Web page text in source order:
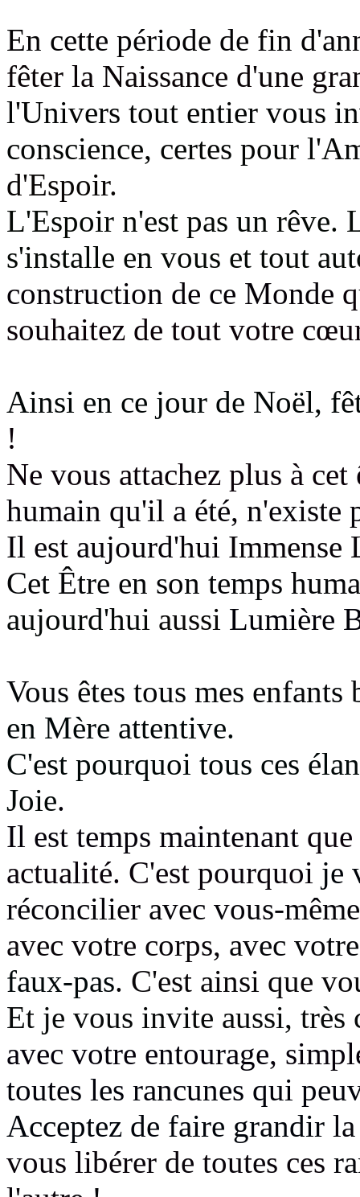
En cette période de fin
fêter la Naissance d'une
l'Univers tout entier vous
conscience, certes pour
d'Espoir.
L'Espoir n'est pas un rêve.
s'installe en vous et tout
construction de ce Monde
souhaitez de tout votre
Ainsi en ce jour de Noël,
!
Ne vous attachez plus à
humain qu'il a été, n'existe
Il est aujourd'hui Immense
Cet Être en son temps
aujourd'hui aussi Lumière
Vous êtes tous mes enfants
en Mère attentive.
C'est pourquoi tous ces
Joie.
Il est temps maintenant
actualité. C'est pourquoi je
réconcilier avec vous-
avec votre corps, avec
faux-pas. C'est ainsi que
Et je vous invite aussi, très
avec votre entourage,
toutes les rancunes qui
Acceptez de faire grandir
vous libérer de toutes ces